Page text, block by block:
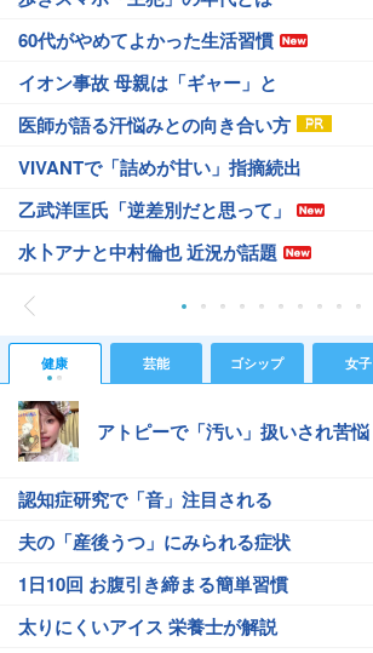
60代がやめてよかった生活習慣
イオン事故 母親は「ギャー」と
医師が語る汗悩みとの向き合い方
VIVANTで「詰めが甘い」指摘続出
乙武洋匡氏「逆差別だと思って」
水卜アナと中村倫也 近況が話題
健康 芸能 ゴシップ 女子
アトピーで「汚い」扱いされ苦悩
認知症研究で「音」注目される
夫の「産後うつ」にみられる症状
1日10回 お腹引き締まる簡単習慣
太りにくいアイス 栄養士が解説